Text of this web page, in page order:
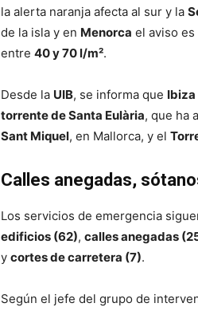
la alerta naranja afecta al sur y la
de la isla y en Menorca el aviso
entre 40 y 70 l/m².
Desde la UIB, se informa que
torrente de Santa Eulària, que ha
Sant Miquel, en Mallorca, y el
Calles anegadas,
Los servicios de emergencia
edificios (62), calles anegadas
y cortes de carretera (7).
Según el jefe del grupo de